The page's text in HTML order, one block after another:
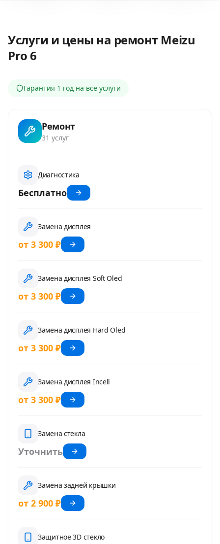
Услуги и цены на ремонт Meizu
Pro 6
Гарантия 1 год на все услуги
Ремонт
31 услуг
Диагностика
Бесплатно
Замена дисплея
от 3 300 ₽
Замена дисплея Soft Oled
от 3 300 ₽
Замена дисплея Hard Oled
от 3 300 ₽
Замена дисплея Incell
от 3 300 ₽
Замена стекла
Уточнить
Замена задней крышки
от 2 900 ₽
Защитное 3D стекло